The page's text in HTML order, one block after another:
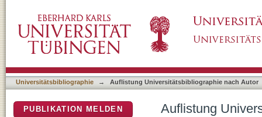
Universitätsbibliographie → Auflistung Universitätsbibliographie nach Autor
Auflistung
PUBLIKATION MELDEN